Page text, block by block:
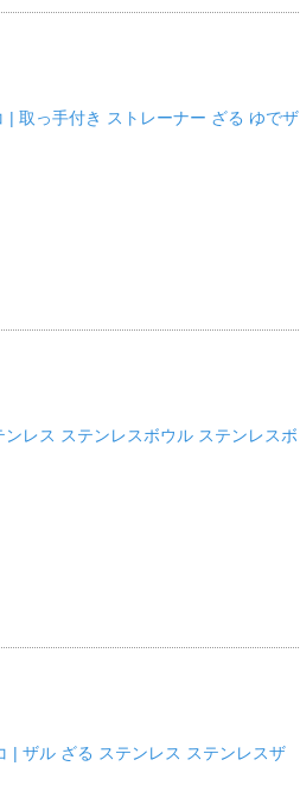
取っ手付き ストレーナー ざる ゆでザ
レス ステンレスボウル ステンレスボ
| ザル ざる ステンレス ステンレスザ